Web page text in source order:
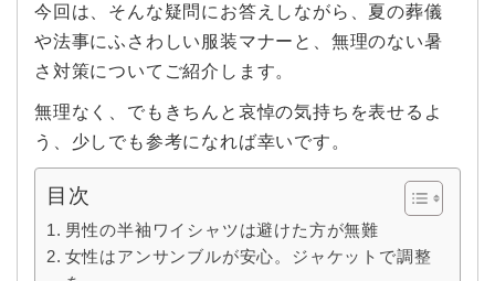
今回は、そんな疑問にお答えしながら、夏の葬儀
や法事にふさわしい服装マナーと、無理のない暑
さ対策についてご紹介します。
無理なく、でもきちんと哀悼の気持ちを表せるよ
う、少しでも参考になれば幸いです。
目次
男性の半袖ワイシャツは避けた方が無難
女性はアンサンブルが安心。ジャケットで調整